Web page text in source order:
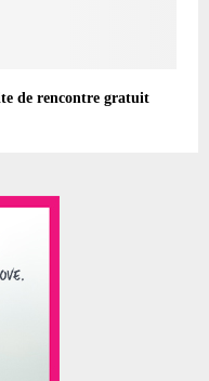
de rencontre gratuit